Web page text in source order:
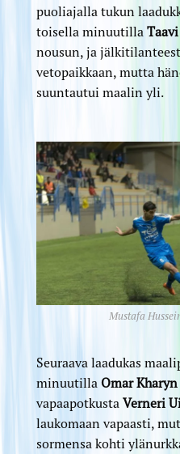
puoliajalla tukun
toisella minuutilla
nousun, ja
vetopaikkaan, mutta
suuntautui maalin yli.
Mustafa
Seuraava laadukas
minuutilla Omar Kharyn
vapaapotkusta Verneri
laukomaan vapaasti,
sormensa kohti